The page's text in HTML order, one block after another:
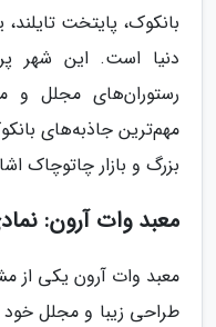
بانکوک، پایتخت
دنیا است. این شهر پر
رستوران‌های مجلل و
مهم‌ترین جاذبه‌های
بزرگ و بازار چاتوچاک
معبد وات آرون:
معبد وات آرون یکی از
طراحی زیبا و مجلل